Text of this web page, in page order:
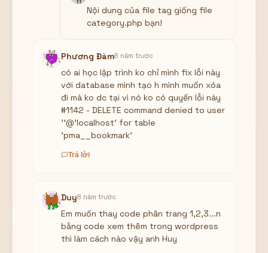
Nội dung của file tag giống file
category.php bạn!
Phương Đàm8 năm trước
có ai học lập trình ko chỉ mình fix lỗi này
với database mình tạo h mình muốn xóa
đi mà ko dc tại vì nó ko có quyền lỗi này
#1142 - DELETE command denied to user
''@'localhost' for table
'pma__bookmark'
Trả lời
Duy8 năm trước
Em muốn thay code phân trang 1,2,3...n
bằng code xem thêm trong wordpress
thì làm cách nào vậy anh Huy